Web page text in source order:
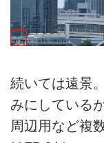
続いては遠景
みにしている
周辺用など複